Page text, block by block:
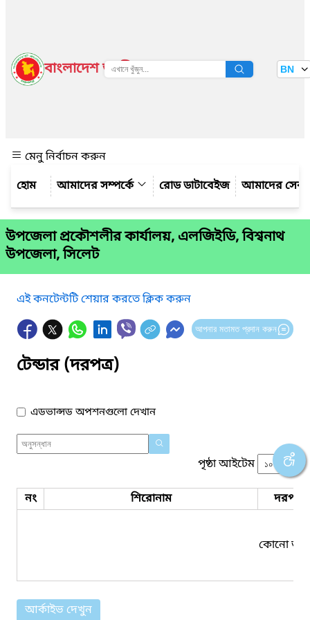
বাংলাদেশ জাতীয় তথ্য বাতায়ন BN
মেনু নির্বাচন করুন
আমাদের সম্পর্কে
রোড ডাটাবেইজ আমাদের সেবা
উপজেলা প্রকৌশলীর কার্যালয়, এলজিইডি, বিশ্বনাথ
উপজেলা, সিলেট
এই কনটেন্টটি শেয়ার করতে ক্লিক করুন
আপনার মতামত প্রদান করুন
টেন্ডার (দরপত্র)
এডভান্সড অপশনগুলো দেখান
পৃষ্ঠা আইটেম
নং শিরোনাম দরপত্র
কোনো তথ্য
আর্কাইভ দেখুন